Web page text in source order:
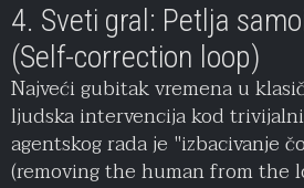
4. Sveti gral: Petlja
(Self-correction loop)
Najveći gubitak vremena u
ljudska intervencija kod
agentskog rada je "izbacivanje
(removing the human from the